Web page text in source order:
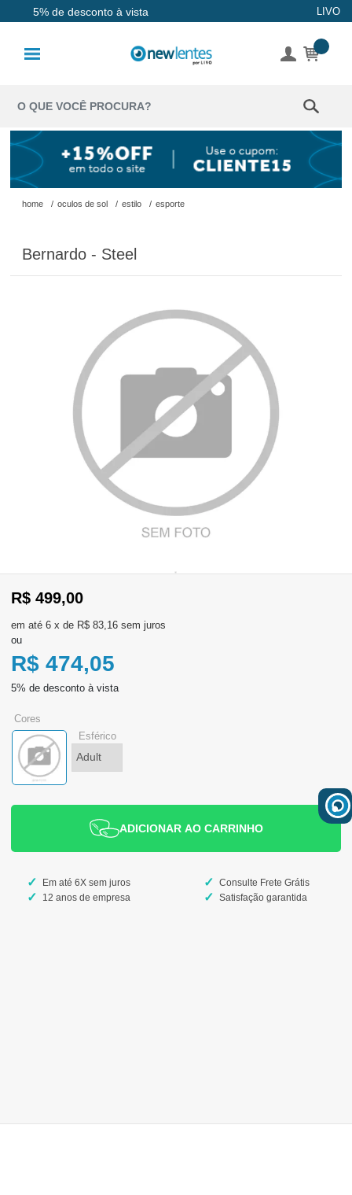
5% de desconto à vista LIVO
Coloridas
Solução
Óculos de
Óculos de
Grau
WhatsApp
Consultar
Recompra
,
se
aqui
Registre-
se
home / oculos de sol / estilo / esporte
Bernardo - Steel
R$ 499,00
6 x de R$ 83,16 sem juros
ou
R$ 474,05
cores
esférico
ADICIONAR AO CARRINHO
Em até 6X sem juros
12 anos de empresa
Consulte Frete Grátis
Satisfação garantida